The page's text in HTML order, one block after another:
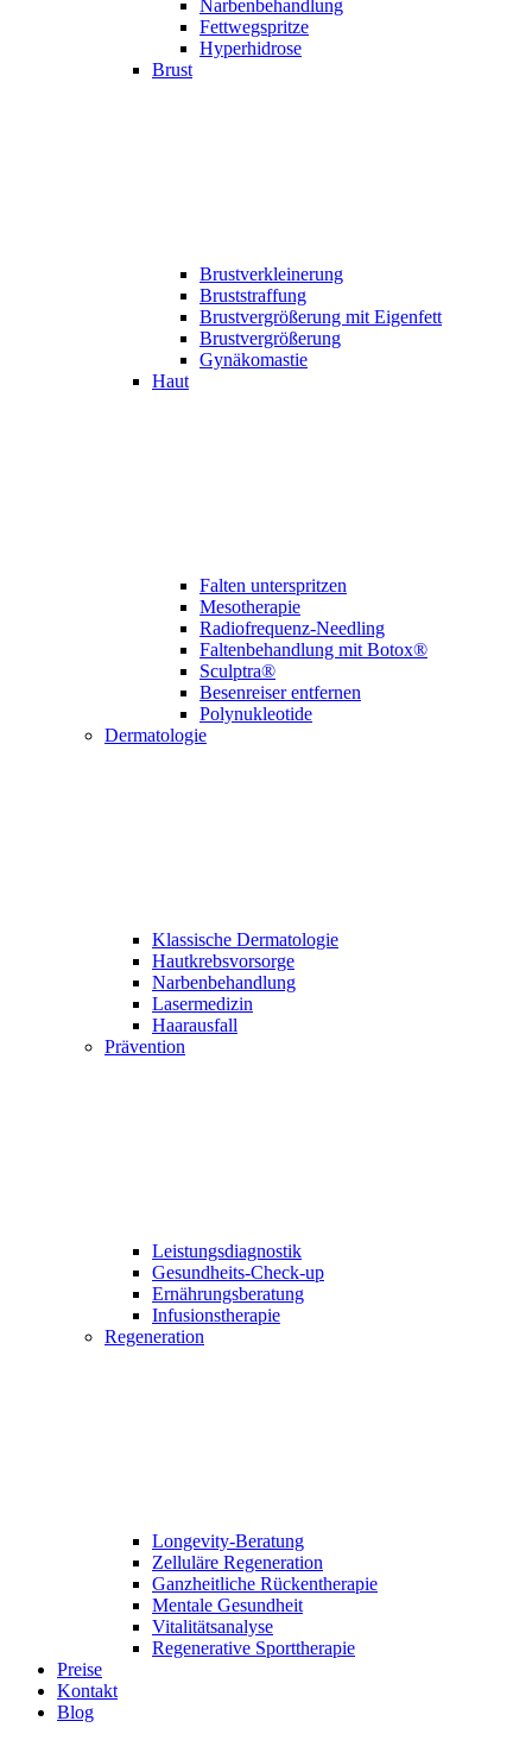
Narbenbehandlung
Fettwegspritze
Hyperhidrose
Brust
Brustverkleinerung
Bruststraffung
Brustvergrößerung mit Eigenfett
Brustvergrößerung
Gynäkomastie
Haut
Falten unterspritzen
Mesotherapie
Radiofrequenz-Needling
Faltenbehandlung mit Botox®
Sculptra®
Besenreiser entfernen
Polynukleotide
Dermatologie
Klassische Derma­tologie
Hautkrebsvorsorge
Narben­behandlung
Laser­medizin
Haarausfall
Prävention
Leistungsdiagnostik
Gesundheits-Check-up
Ernährungsberatung
Infusionstherapie
Regeneration
Longevity-Beratung
Zelluläre Regeneration
Ganzheitliche Rückentherapie
Mentale Gesundheit
Vitalitäts­analyse
Regenerative Sport­therapie
Preise
Kontakt
Blog